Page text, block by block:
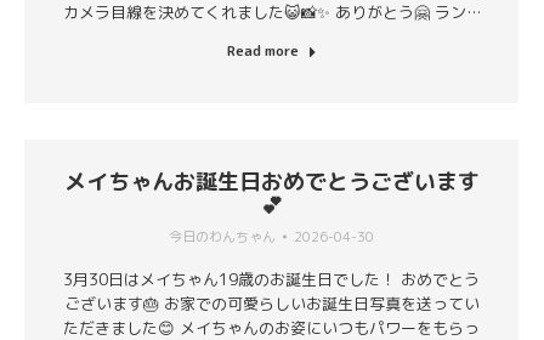
カメラ目線を決めてくれました😺📸✨ ありがとう🤗 ラン…
Read more
メイちゃんお誕生日おめでとうございます
💕
今日のわんちゃん 2026-04-30
3月30日はメイちゃん19歳のお誕生日でした！ おめでとう
ございます🎂 お家での可愛らしいお誕生日写真を送ってい
ただきました😊 メイちゃんのお姿にいつもパワーをもらっ